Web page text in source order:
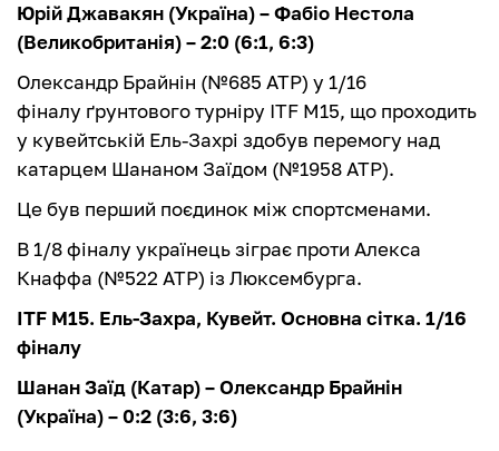
Юрій Джавакян (Україна) – Фабіо Нестола
(Великобританія) – 2:0 (6:1, 6:3)
Олександр Брайнін (№685 ATP) у 1/16
фіналу ґрунтового турніру ITF M15, що проходить
у кувейтській Ель-Захрі здобув перемогу над
катарцем Шананом Заїдом (№1958 ATP).
Це був перший поєдинок між спортсменами.
В 1/8 фіналу українець зіграє проти Алекса
Кнаффа (№522 ATP) із Люксембурга.
ITF M15. Ель-Захра, Кувейт. Основна сітка. 1/16
фіналу
Шанан Заїд (Катар) – Олександр Брайнін
(Україна) – 0:2 (3:6, 3:6)